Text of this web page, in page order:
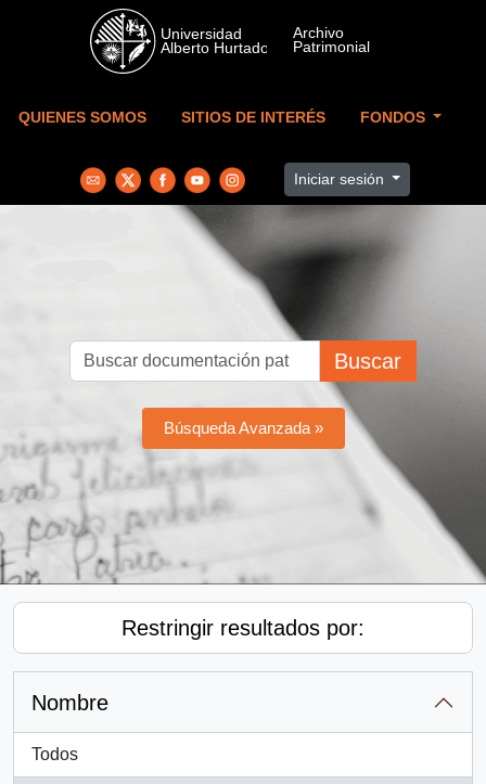
Skip to main content
QUIENES SOMOS SITIOS DE INTERÉS FONDOS
Iniciar sesión
Buscar
Búsqueda Avanzada »
Restringir resultados por:
Nombre
Todos